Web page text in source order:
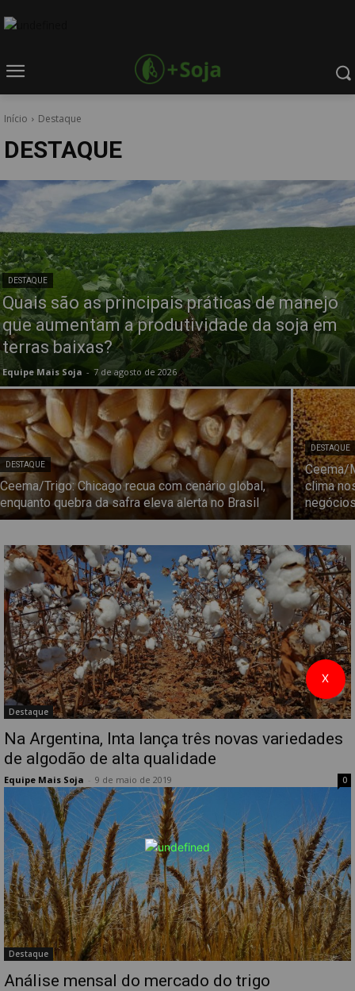
Início Destaque
DESTAQUE
DESTAQUE
Quais são as principais práticas de manejo
que aumentam a produtividade da soja em
terras baixas?
Equipe Mais Soja - 7 de agosto de 2026
DESTAQUE
Ceema/Trigo: Chicago recua com cenário global,
enquanto quebra da safra eleva alerta no Brasil
DESTAQUE
Ceema/
clima
Destaque
Na Argentina, Inta lança três novas variedades
de algodão de alta qualidade
Equipe Mais Soja 9 de maio de 2019 0
Destaque
Análise mensal do mercado do trigo
X